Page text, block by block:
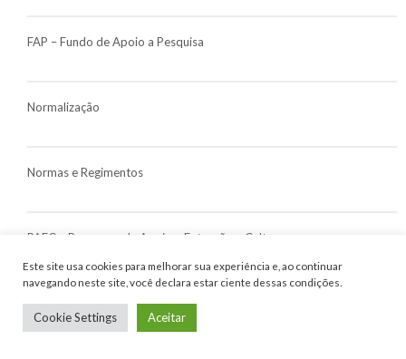
Este site usa cookies para melhorar sua experiência e, ao continuar
navegando neste site, você declara estar ciente dessas condições.
Cookie Settings Aceitar
FAP – Fundo de Apoio a Pesquisa
Normalização
Normas e Regimentos
PAEC – Programa de Apoio a Extensão e Cultura
PCP Residência Médica